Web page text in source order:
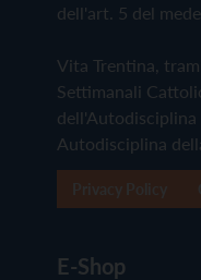
dell'art. 5 del
Vita Trentina,
Settimanali
Autodisciplina
E-Shop